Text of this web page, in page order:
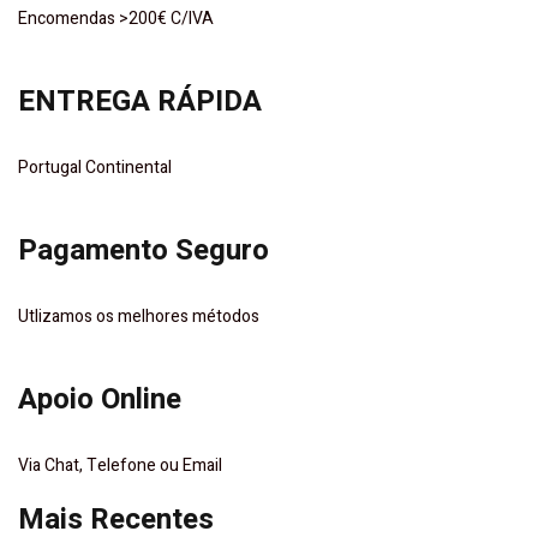
Encomendas >200€ C/IVA
ENTREGA RÁPIDA
Portugal Continental
Pagamento Seguro
Utlizamos os melhores métodos
Apoio Online
Via Chat, Telefone ou Email
Mais Recentes